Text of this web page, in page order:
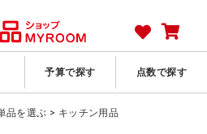
予算で探す 点数で探す
品を選ぶ
キッチン用品